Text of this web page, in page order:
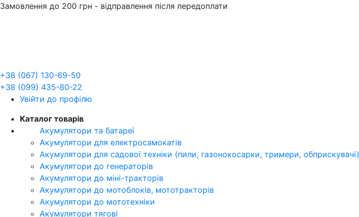
Замовлення до 200 грн - відправлення після передоплати
+38 (067) 130-69-50
+38 (099) 435-80-22
Увійти до профілю
Каталог товарів
Акумулятори та батареї
Акумулятори для електросамокатів
Акумулятори для садової техніки (пили, газонокосарки, тримери, обприскувачі)
Акумулятори до генераторів
Акумулятори до міні-тракторів
Акумулятори до мотоблоків, мототракторів
Акумулятори до мототехніки
Акумулятори тягові